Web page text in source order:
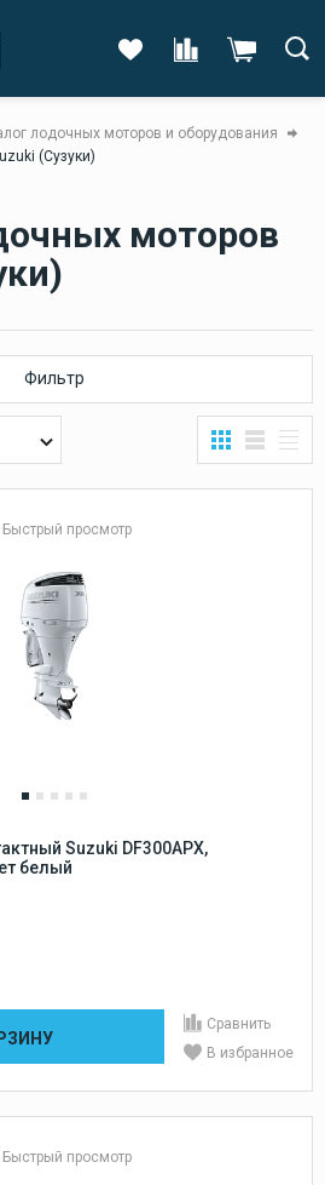
лодочных моторов и оборудования
(Сузуки)
моторов
Фильтр
Быстрый просмотр
Suzuki DF300APX,
белый
Сравнить
В избранное
Быстрый просмотр